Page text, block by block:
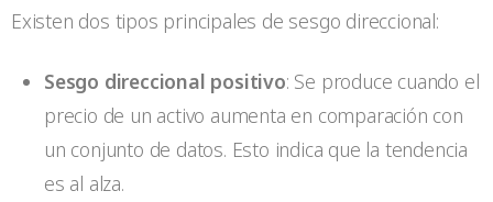
Existen dos tipos principales de sesgo direccional:
Sesgo direccional positivo: Se produce cuando el
precio de un activo aumenta en comparación con
un conjunto de datos. Esto indica que la tendencia
es al alza.